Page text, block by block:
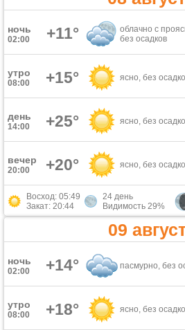
ночь
02:00 +11°
облачно с
без осадков
утро
08:00 +15° ясно, без
день
14:00 +25° ясно, без
вечер
20:00 +20° ясно, без
Восход: 05:49
Закат: 20:44
24 день
Видимость 29%
09
ночь
02:00 +14° пасмурно, без
утро
08:00 +18° ясно, без